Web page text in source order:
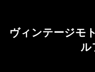
ヴィンテージモ
ル